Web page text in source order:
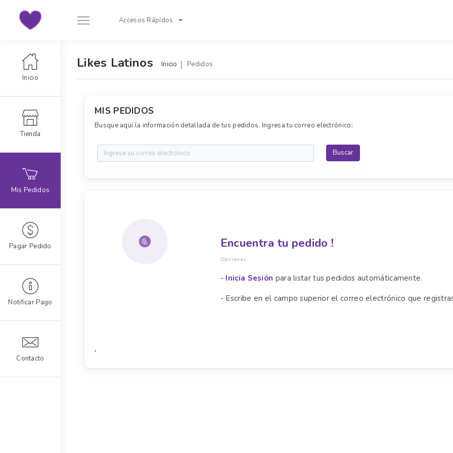
Accesos Rápidos
Inicio
Tienda
Mis Pedidos
Pagar Pedido
Notificar Pago
Contacto
Likes Latinos Inicio Pedidos
MIS PEDIDOS
Busque aquí la información detallada de tus pedidos. Ingresa tu correo electrónico:
Buscar
Encuentra tu pedido !
Opciones:
- Inicia Sesión para listar tus pedidos automáticamente.
- Escribe en el campo superior el correo electrónico que
'